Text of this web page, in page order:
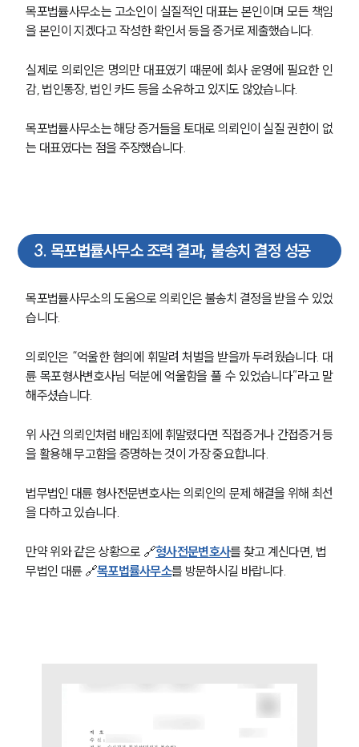
목포법률사무소는 고소인이 실질적인 대표는 본인이며 모든 책임
을 본인이 지겠다고 작성한 확인서 등을 증거로 제출했습니다.
실제로 의뢰인은 명의만 대표였기 때문에 회사 운영에 필요한 인
감, 법인통장, 법인 카드 등을 소유하고 있지도 않았습니다.
목포법률사무소는 해당 증거들을 토대로 의뢰인이 실질 권한이 없
는 대표였다는 점을 주장했습니다.
3. 목포법률사무소 조력 결과, 불송치 결정 성공
목포법률사무소의 도움으로 의뢰인은 불송치 결정을 받을 수 있었
습니다.
의뢰인은 “억울한 혐의에 휘말려 처벌을 받을까 두려웠습니다. 대
륜 목포형사변호사님 덕분에 억울함을 풀 수 있었습니다”라고 말
해주셨습니다.
위 사건 의뢰인처럼 배임죄에 휘말렸다면 직접증거나 간접증거 등
을 활용해 무고함을 증명하는 것이 가장 중요합니다.
법무법인 대륜 형사전문변호사는 의뢰인의 문제 해결을 위해 최선
을 다하고 있습니다.
만약 위와 같은 상황으로 🔗형사전문변호사를 찾고 계신다면, 법
무법인 대륜 🔗목포법률사무소를 방문하시길 바랍니다.